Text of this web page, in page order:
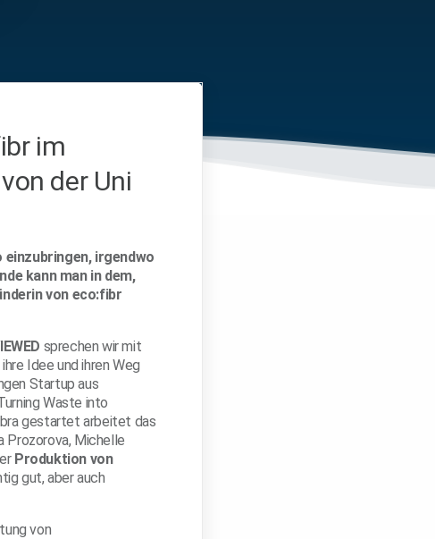
im
der Uni
irgendwo
kann man in dem,
von eco:fibr
sprechen wir mit
Idee und ihren Weg
Startup aus
Waste into
gestartet arbeitet das
Prozorova, Michelle
Produktion von
gut, aber auch
von